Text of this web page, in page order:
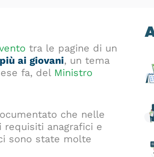
tra le pagine di un
ai giovani, un tema
fa, del Ministro
che nelle
anagrafici e
sono state molte